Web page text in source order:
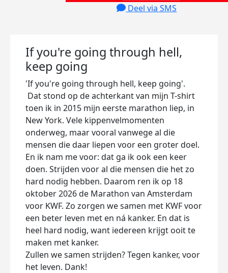
Deel via SMS
If you're going through hell,
keep going
'If you're going through hell, keep going'.
Dat stond op de achterkant van mijn T-shirt
toen ik in 2015 mijn eerste marathon liep, in
New York. Vele kippenvelmomenten
onderweg, maar vooral vanwege al die
mensen die daar liepen voor een groter doel.
En ik nam me voor: dat ga ik ook een keer
doen. Strijden voor al die mensen die het zo
hard nodig hebben. Daarom ren ik op 18
oktober 2026 de Marathon van Amsterdam
voor KWF. Zo zorgen we samen met KWF voor
een beter leven met en ná kanker. En dat is
heel hard nodig, want iedereen krijgt ooit te
maken met kanker.
Zullen we samen strijden? Tegen kanker, voor
het leven. Dank!